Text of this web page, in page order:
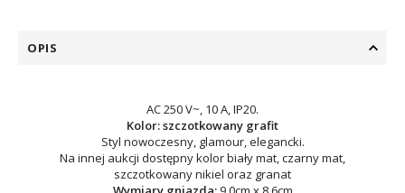
OPIS
AC 250 V~, 10 A, IP20.
Kolor: szczotkowany grafit
Styl nowoczesny, glamour, elegancki.
Na innej aukcji dostępny kolor biały mat, czarny mat,
szczotkowany nikiel oraz granat